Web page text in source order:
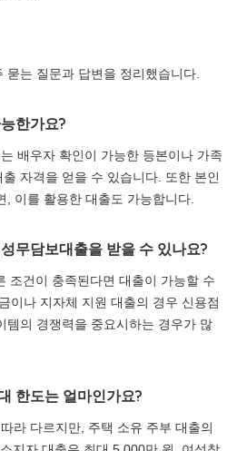
묻는 질문과 답변을 정리했습니다.
한가요?
배우자 확인이 가능한 등본이나 가족
자격을 얻을 수 있습니다. 또한 본인
, 이를 활용한 대출도 가능합니다.
무담보대출을 받을 수 있나요?
조건이 충족된다면 대출이 가능할 수
이나 지자체 지원 대출의 경우 신용점
템의 경쟁력을 중요시하는 경우가 많
한도는 얼마인가요?
라 다르지만, 주택 소유 주부 대출의